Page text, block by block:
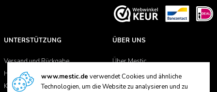
UNTERSTÜTZUNG
Versand und Rückgabe
Handbücher
Kontakt
ÜBER UNS
Über Mestic
Händlersuche
www.mestic.de verwendet Cookies und ähnliche
Technologien, um die Website zu analysieren und zu